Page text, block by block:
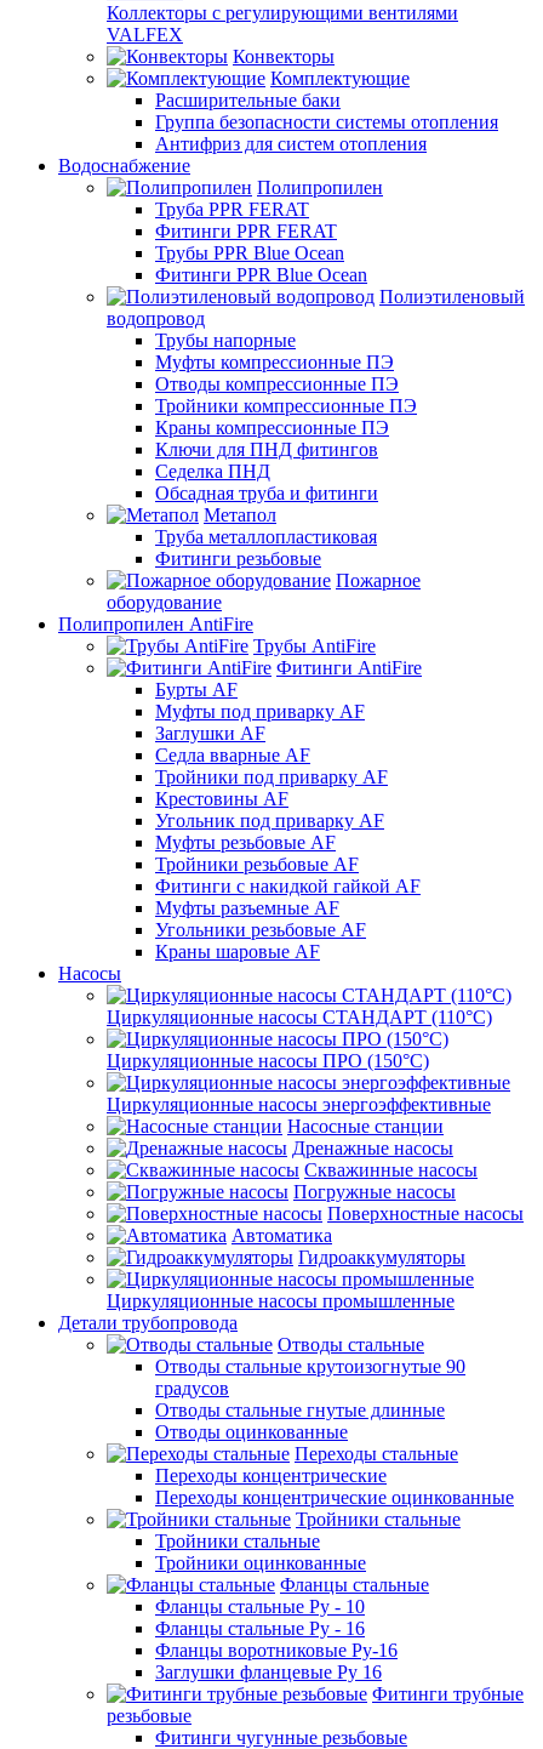
Коллекторы с регулирующими вентилями
VALFEX
Конвекторы
Комплектующие
Расширительные баки
Группа безопасности системы отопления
Антифриз для систем отопления
Водоснабжение
Полипропилен
Труба PPR FERAT
Фитинги PPR FERAT
Трубы PPR Blue Ocean
Фитинги PPR Blue Ocean
Полиэтиленовый
водопровод
Трубы напорные
Муфты компрессионные ПЭ
Отводы компрессионные ПЭ
Тройники компрессионные ПЭ
Краны компрессионные ПЭ
Ключи для ПНД фитингов
Седелка ПНД
Обсадная труба и фитинги
Метапол
Труба металлопластиковая
Фитинги резьбовые
Пожарное
оборудование
Полипропилен AntiFire
Трубы AntiFire
Фитинги AntiFire
Бурты AF
Муфты под приварку AF
Заглушки AF
Седла вварные AF
Тройники под приварку AF
Крестовины AF
Угольник под приварку AF
Муфты резьбовые AF
Тройники резьбовые AF
Фитинги с накидкой гайкой AF
Муфты разъемные AF
Угольники резьбовые AF
Краны шаровые AF
Насосы
Циркуляционные насосы СТАНДАРТ (110°C)
Циркуляционные насосы ПРО (150°C)
Циркуляционные насосы энергоэффективные
Насосные станции
Дренажные насосы
Скважинные насосы
Погружные насосы
Поверхностные насосы
Автоматика
Гидроаккумуляторы
Циркуляционные насосы промышленные
Детали трубопровода
Отводы стальные
Отводы стальные крутоизогнутые 90
градусов
Отводы стальные гнутые длинные
Отводы оцинкованные
Переходы стальные
Переходы концентрические
Переходы концентрические оцинкованные
Тройники стальные
Тройники стальные
Тройники оцинкованные
Фланцы стальные
Фланцы стальные Ру - 10
Фланцы стальные Ру - 16
Фланцы воротниковые Ру-16
Заглушки фланцевые Ру 16
Фитинги трубные
резьбовые
Фитинги чугунные резьбовые